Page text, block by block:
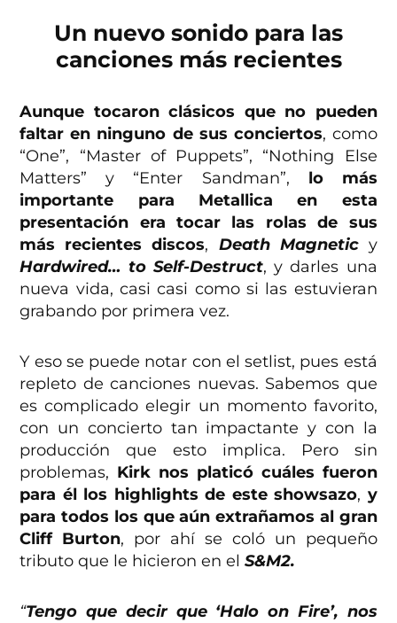
Un nuevo sonido para las
canciones más recientes
Aunque tocaron clásicos que no pueden
faltar en ninguno de sus conciertos, como
“One”, “Master of Puppets”, “Nothing Else
Matters” y “Enter Sandman”, lo más
importante para Metallica en esta
presentación era tocar las rolas de sus
más recientes discos, Death Magneticy
Hardwired… to Self-Destruct, y darles una
nueva vida, casi casi como si las estuvieran
grabando por primera vez.
Y eso se puede notar con el setlist, pues está
repleto de canciones nuevas. Sabemos que
es complicado elegir un momento favorito,
con un concierto tan impactante y con la
producción que esto implica. Pero sin
problemas, Kirk nos platicó cuáles fueron
para él los highlights de este showsazo, y
para todos los que aún extrañamos al gran
Cliff Burton, por ahí se coló un pequeño
tributo que le hicieron en elS&M2.
“Tengo que decir que ‘Halo on Fire’, nos